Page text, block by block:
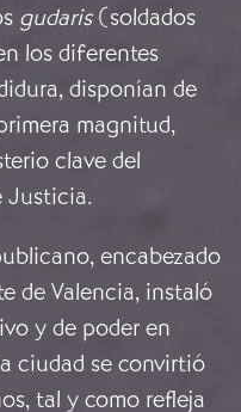
gudaris(soldados
los diferentes
disponían de
magnitud,
clave del
Justicia.
encabezado
de Valencia, instaló
y de poder en
ciudad se convirtió
tal y como refleja